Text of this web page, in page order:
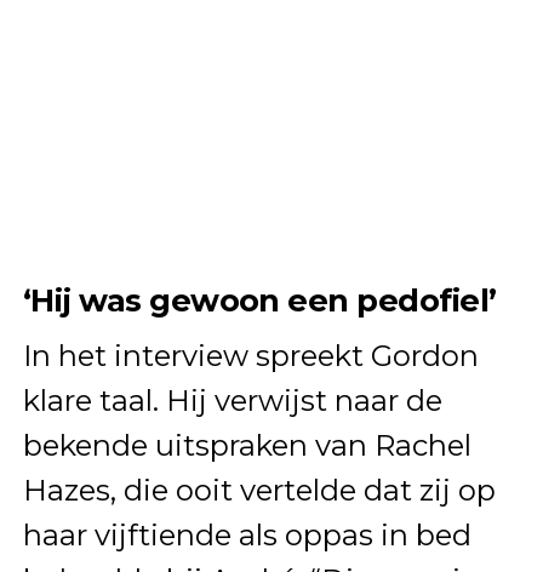
‘Hij was gewoon een pedofiel’
In het interview spreekt Gordon
klare taal. Hij verwijst naar de
bekende uitspraken van Rachel
Hazes, die ooit vertelde dat zij op
haar vijftiende als oppas in bed